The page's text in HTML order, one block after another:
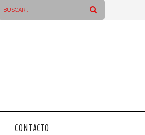
CONTACTO